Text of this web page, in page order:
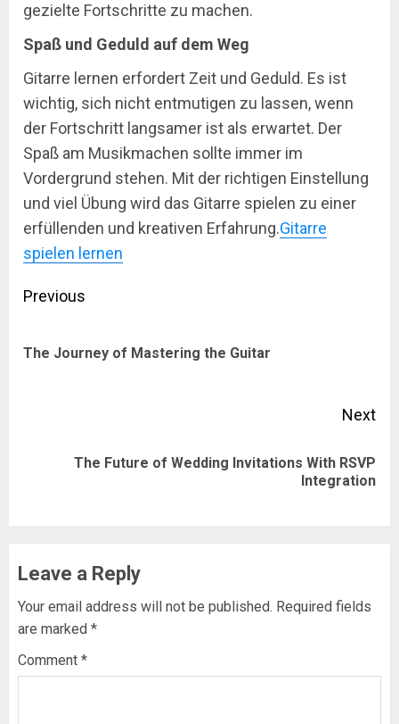
gezielte Fortschritte zu machen.
Spaß und Geduld auf dem Weg
Gitarre lernen erfordert Zeit und Geduld. Es ist
wichtig, sich nicht entmutigen zu lassen, wenn
der Fortschritt langsamer ist als erwartet. Der
Spaß am Musikmachen sollte immer im
Vordergrund stehen. Mit der richtigen Einstellung
und viel Übung wird das Gitarre spielen zu einer
erfüllenden und kreativen Erfahrung.Gitarre
spielen lernen
Post
Previous
The Journey of Mastering the Guitar
Next
The Future of Wedding Invitations With RSVP
Integration
Leave a Reply
Your email address will not be published. Required fields
are marked *
Comment *